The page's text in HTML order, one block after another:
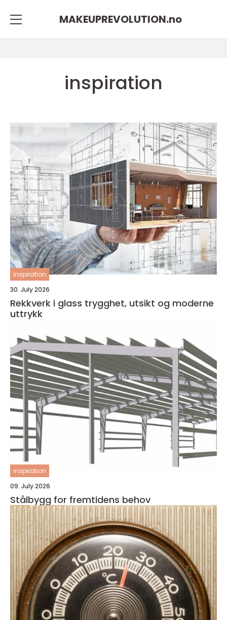
MAKEUPREVOLUTION.no
inspiration
inspiration
30. July 2026
Rekkverk i glass trygghet, utsikt og moderne
uttrykk
inspiration
09. July 2026
Stålbygg for fremtidens behov